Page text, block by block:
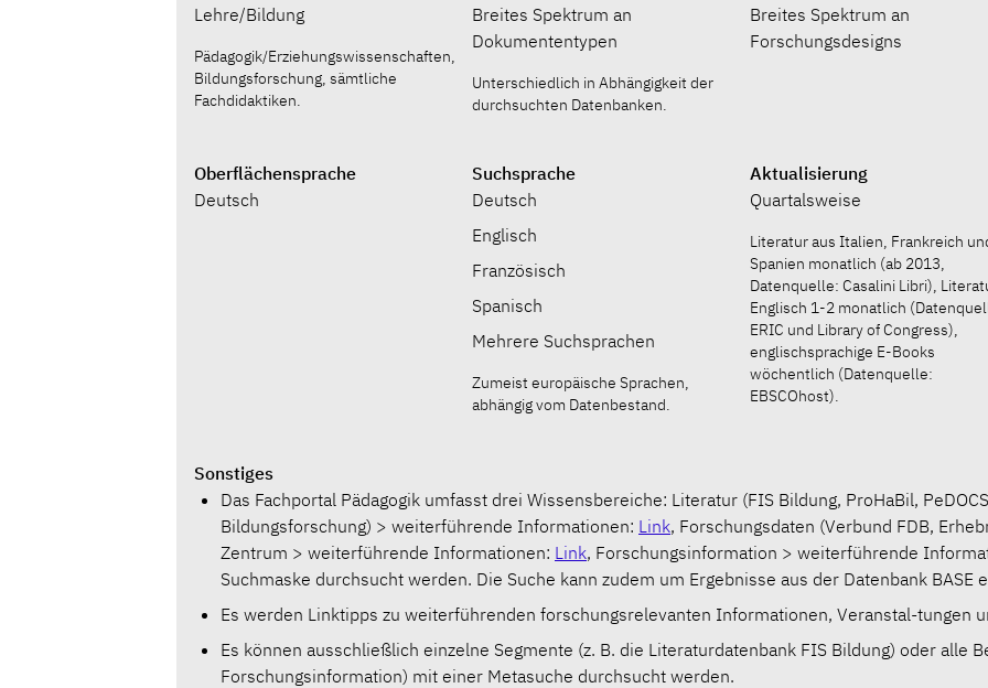
Lehre/​Bildung
Pädagogik/Erziehungswissenschaften,
Bildungsforschung, sämtliche
Fachdidaktiken.
Breites Spektrum an
Dokumententypen
Unterschiedlich in Abhängigkeit der
durchsuchten Datenbanken.
Breites Spektrum an
Forschungsdesigns
Oberflächensprache
Deutsch
Suchsprache
Deutsch
Englisch
Französisch
Spanisch
Mehrere Suchsprachen
Zumeist europäische Sprachen,
abhängig vom Datenbestand.
Aktualisierung
Quartalsweise
Literatur aus Italien, Frankreich
Spanien monatlich (ab 2013,
Datenquelle: Casalini Libri),
Englisch 1-2 monatlich
ERIC und Library of Congress),
englischsprachige E-Books
wöchentlich (Datenquelle:
EBSCOhost).
Sonstiges
Das Fachportal Pädagogik umfasst drei Wissensbereiche: Literatur (FIS Bildung, ProHaBil,
Bildungsforschung) > weiterführende Informationen: Link, Forschungsdaten (Verbund FDB,
Zentrum > weiterführende Informationen: Link, Forschungsinformation > weiterführende
Suchmaske durchsucht werden. Die Suche kann zudem um Ergebnisse aus der Datenbank BASE
Es werden Linktipps zu weiterführenden forschungsrelevanten Informationen, Veranstal-tungen
Es können ausschließlich einzelne Segmente (z. B. die Literaturdatenbank FIS Bildung) oder alle
Forschungsinformation) mit einer Metasuche durchsucht werden.